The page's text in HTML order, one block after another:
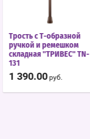
Трость с Т-образной
ручкой и ремешком
складная "ТРИВЕС" TN-
131
1 390.00руб.